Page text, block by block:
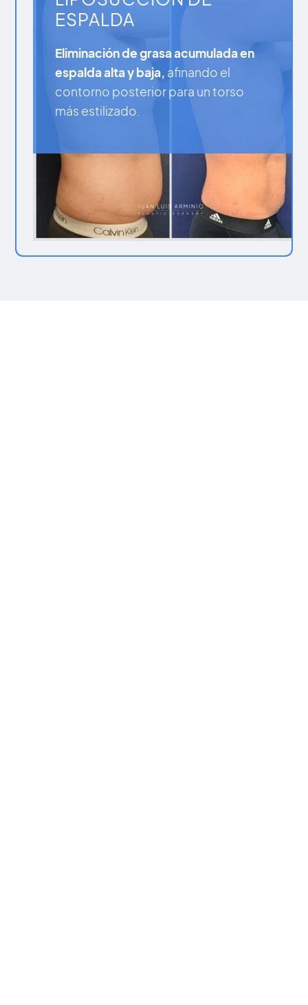
ESPALDA
Eliminación de grasa acumulada en
espalda alta y baja, afinando el
contorno posterior para un torso
más estilizado.